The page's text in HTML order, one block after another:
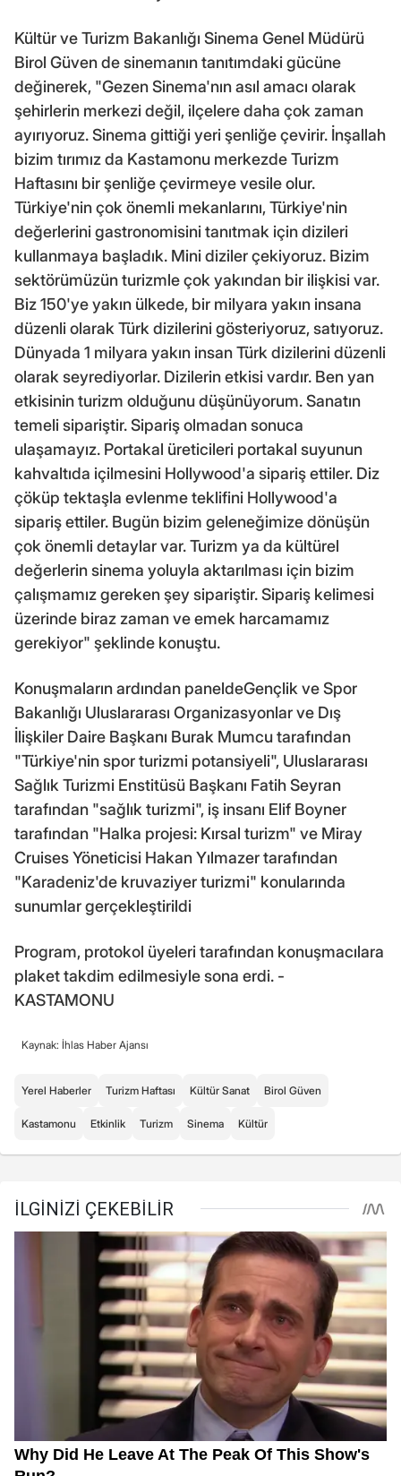
Kültür ve Turizm Bakanlığı Sinema Genel Müdürü
Birol Güven de sinemanın tanıtımdaki gücüne
değinerek, "Gezen Sinema'nın asıl amacı olarak
şehirlerin merkezi değil, ilçelere daha çok zaman
ayırıyoruz. Sinema gittiği yeri şenliğe çevirir. İnşallah
bizim tırımız da Kastamonu merkezde Turizm
Haftasını bir şenliğe çevirmeye vesile olur.
Türkiye'nin çok önemli mekanlarını, Türkiye'nin
değerlerini gastronomisini tanıtmak için dizileri
kullanmaya başladık. Mini diziler çekiyoruz. Bizim
sektörümüzün turizmle çok yakından bir ilişkisi var.
Biz 150'ye yakın ülkede, bir milyara yakın insana
düzenli olarak Türk dizilerini gösteriyoruz, satıyoruz.
Dünyada 1 milyara yakın insan Türk dizilerini düzenli
olarak seyrediyorlar. Dizilerin etkisi vardır. Ben yan
etkisinin turizm olduğunu düşünüyorum. Sanatın
temeli sipariştir. Sipariş olmadan sonuca
ulaşamayız. Portakal üreticileri portakal suyunun
kahvaltıda içilmesini Hollywood'a sipariş ettiler. Diz
çöküp tektaşla evlenme teklifini Hollywood'a
sipariş ettiler. Bugün bizim geleneğimize dönüşün
çok önemli detaylar var. Turizm ya da kültürel
değerlerin sinema yoluyla aktarılması için bizim
çalışmamız gereken şey sipariştir. Sipariş kelimesi
üzerinde biraz zaman ve emek harcamamız
gerekiyor" şeklinde konuştu.
Konuşmaların ardından paneldeGençlik ve Spor
Bakanlığı Uluslararası Organizasyonlar ve Dış
İlişkiler Daire Başkanı Burak Mumcu tarafından
"Türkiye'nin spor turizmi potansiyeli", Uluslararası
Sağlık Turizmi Enstitüsü Başkanı Fatih Seyran
tarafından "sağlık turizmi", iş insanı Elif Boyner
tarafından "Halka projesi: Kırsal turizm" ve Miray
Cruises Yöneticisi Hakan Yılmazer tarafından
"Karadeniz'de kruvaziyer turizmi" konularında
sunumlar gerçekleştirildi
Program, protokol üyeleri tarafından konuşmacılara
plaket takdim edilmesiyle sona erdi. -
KASTAMONU
Kaynak: İhlas Haber Ajansı
Yerel Haberler Turizm Haftası Kültür Sanat Birol Güven
Kastamonu Etkinlik Turizm Sinema Kültür